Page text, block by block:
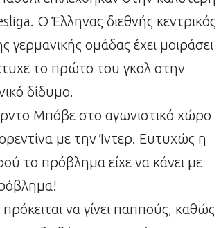
Ο Έλληνας διεθνής κεντρικός
γερμανικής ομάδας έχει μοιράσει
το πρώτο του γκολ στην
δίδυμο.
Μπόβε στο αγωνιστικό χώρο
με την Ίντερ. Ευτυχώς η
το πρόβλημα είχε να κάνει με
να γίνει παππούς, καθώς